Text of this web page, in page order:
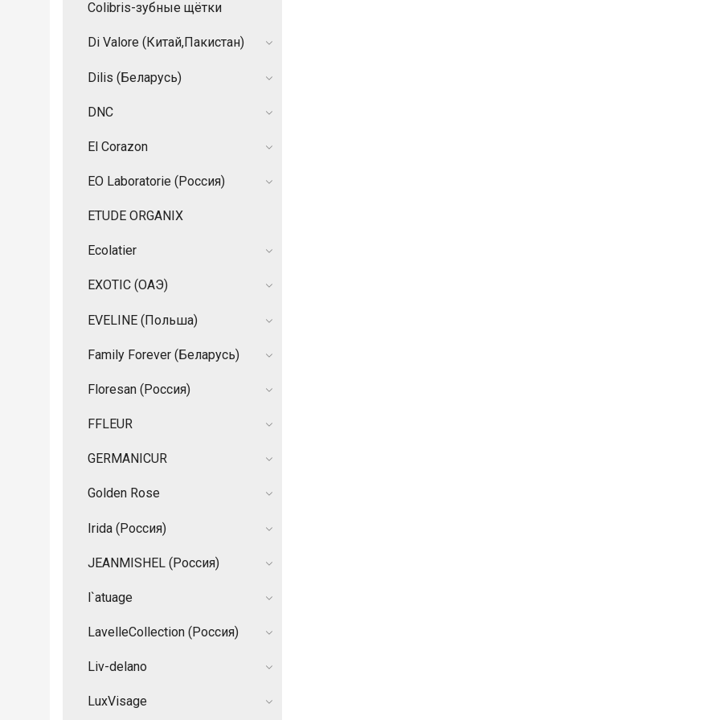
Colibris-зубные щётки
Di Valore (Китай,Пакистан)
Dilis (Беларусь)
DNC
El Corazon
EO Laboratorie (Россия)
ETUDE ORGANIX
Ecolatier
EXOTIC (ОАЭ)
EVELINE (Польша)
Family Forever (Беларусь)
Floresan (Россия)
FFLEUR
GERMANIСUR
Golden Rose
Irida (Россия)
JEANMISHEL (Россия)
l`atuage
LavelleCollection (Россия)
Liv-delano
LuxVisage